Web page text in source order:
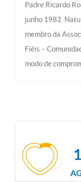
Padre Ricardo
junho 1982.
membro da
Fiéis –
modo de